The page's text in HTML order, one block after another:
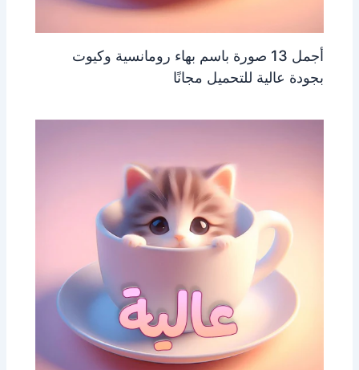
أجمل 13 صورة باسم بهاء رومانسية وكيوت
بجودة عالية للتحميل مجانًا